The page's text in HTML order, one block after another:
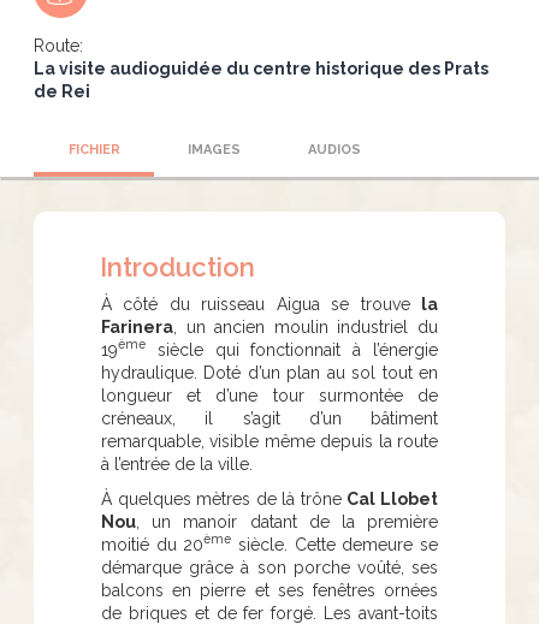
Route:
La visite audioguidée du centre historique des Prats
de Rei
FICHIER IMAGES AUDIOS
Introduction
À côté du ruisseau Aigua se trouve
la
Farinera , un ancien moulin industriel du
19ème
siècle qui fonctionnait à l’énergie
hydraulique. Doté d’un plan au sol tout en
longueur et d’une tour surmontée de
créneaux, il s’agit d’un bâtiment
remarquable, visible même depuis la route
à l’entrée de la ville.
À quelques mètres de là trône Cal Llobet
Nou , un manoir datant de la première
moitié du 20ème siècle. Cette demeure se
démarque grâce à son porche voûté, ses
balcons en pierre et ses fenêtres ornées
de briques et de fer forgé. Les avant-toits